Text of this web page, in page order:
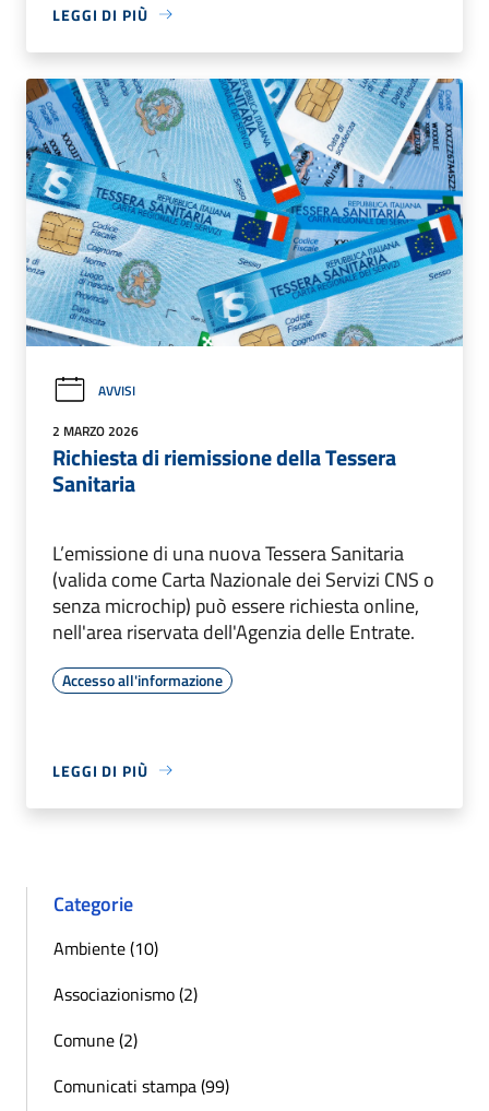
LEGGI DI PIÙ
AVVISI
2 MARZO 2026
Richiesta di riemissione della Tessera
Sanitaria
L’emissione di una nuova Tessera Sanitaria
(valida come Carta Nazionale dei Servizi CNS o
senza microchip) può essere richiesta online,
nell'area riservata dell'Agenzia delle Entrate.
Accesso all'informazione
LEGGI DI PIÙ
Categorie
Ambiente (10)
Associazionismo (2)
Comune (2)
Comunicati stampa (99)